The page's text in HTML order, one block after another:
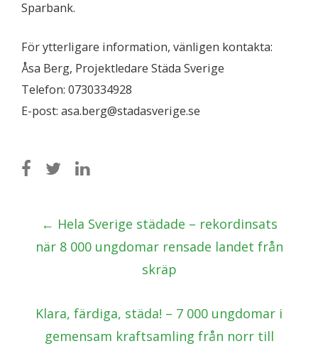
Sparbank.
För ytterligare information, vänligen kontakta:
Åsa Berg, Projektledare Städa Sverige
Telefon: 0730334928
E-post: asa.berg@stadasverige.se
Post
navigation
← Hela Sverige städade – rekordinsats
när 8 000 ungdomar rensade landet från
skräp
Klara, färdiga, städa! – 7 000 ungdomar i
gemensam kraftsamling från norr till